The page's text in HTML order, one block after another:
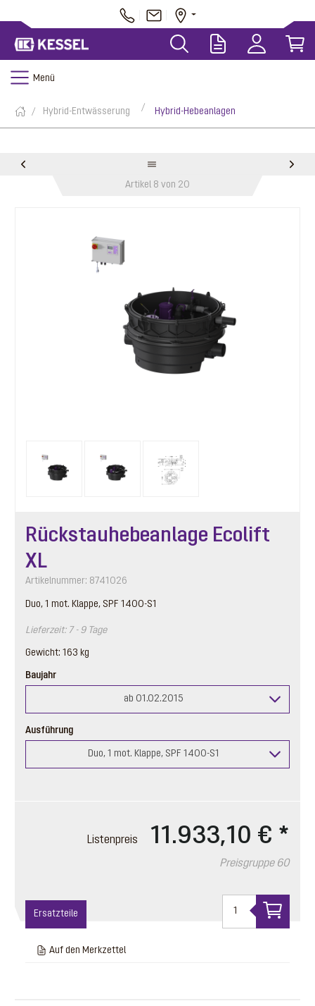
Menü
Hybrid-Entwässerung Hybrid-Hebeanlagen
Artikel 8 von 20
Rückstauhebeanlage Ecolift
XL
Artikelnummer: 8741026
Duo, 1 mot. Klappe, SPF 1400-S1
Lieferzeit: 7 - 9 Tage
Gewicht: 163 kg
Ausführung
Duo, 1 mot. Klappe, SPF 1400-S1
Baujahr
ab 01.02.2015
Listenpreis 11.933,10 € *
Preisgruppe 60
Ersatzteile
Auf den Merkzettel